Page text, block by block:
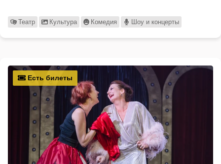
Театр Культура Комедия Шоу и концерты
Есть билеты